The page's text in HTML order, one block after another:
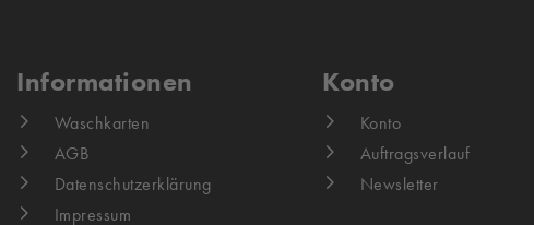
Informationen
Waschkarten
AGB
Datenschutzerklärung
Impressum
Konto
Konto
Auftragsverlauf
Newsletter